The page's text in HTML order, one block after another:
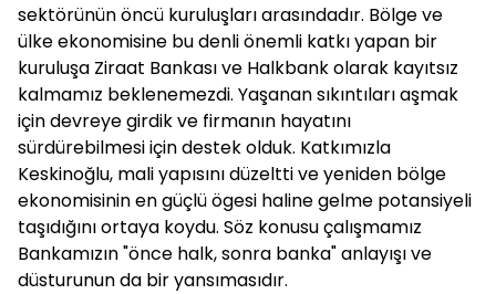
sektörünün öncü kuruluşları arasındadır. Bölge ve
ülke ekonomisine bu denli önemli katkı yapan bir
kuruluşa Ziraat Bankası ve Halkbank olarak kayıtsız
kalmamız beklenemezdi. Yaşanan sıkıntıları aşmak
için devreye girdik ve firmanın hayatını
sürdürebilmesi için destek olduk. Katkımızla
Keskinoğlu, mali yapısını düzeltti ve yeniden bölge
ekonomisinin en güçlü ögesi haline gelme potansiyeli
taşıdığını ortaya koydu. Söz konusu çalışmamız
Bankamızın "önce halk, sonra banka" anlayışı ve
düsturunun da bir yansımasıdır.